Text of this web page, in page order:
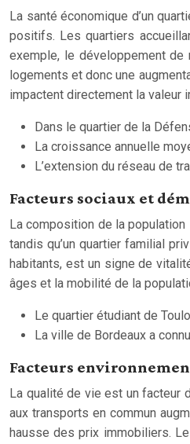
La santé économique d’un
positifs. Les quartiers
exemple, le développement de
logements et donc une
impactent directement la valeur
Dans le quartier de la
La croissance annuelle
L’extension du réseau de
Facteurs sociaux et
La composition de la
tandis qu’un quartier familial
habitants, est un signe de
âges et la mobilité de la
Le quartier étudiant de
La ville de Bordeaux a
Facteurs
La qualité de vie est un facteur
aux transports en commun
hausse des prix immobiliers.